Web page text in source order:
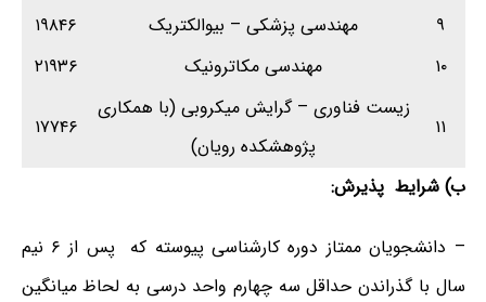
۹ مهندسی پزشکی – بیوالکتریک
۱۹۸۴۶
۱۰
مهندسی مکاترونیک ۲۱۹۳۶
۱۱
زیست فناوری – گرایش میکروبی (با همکاری
پژوهشکده رویان)
۱۷۷۴۶
ب) شرایط پذیرش:
– دانشجویان ممتاز دوره کارشناسی پیوسته که پس از ۶ نیم
سال با گذراندن حداقل سه چهارم واحد درسی به لحاظ میانگین